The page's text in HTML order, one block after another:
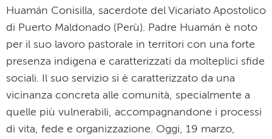
Huamán Conisilla, sacerdote del Vicariato Apostolico
di Puerto Maldonado (Perù). Padre Huamán è noto
per il suo lavoro pastorale in territori con una forte
presenza indigena e caratterizzati da molteplici sfide
sociali. Il suo servizio si è caratterizzato da una
vicinanza concreta alle comunità, specialmente a
quelle più vulnerabili, accompagnandone i processi
di vita, fede e organizzazione. Oggi, 19 marzo,